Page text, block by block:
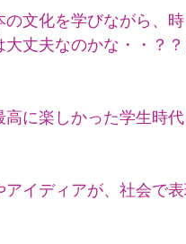
文化を学びながら、
丈夫なのかな・・？
高に楽しかった学生時
イディアが、社会で